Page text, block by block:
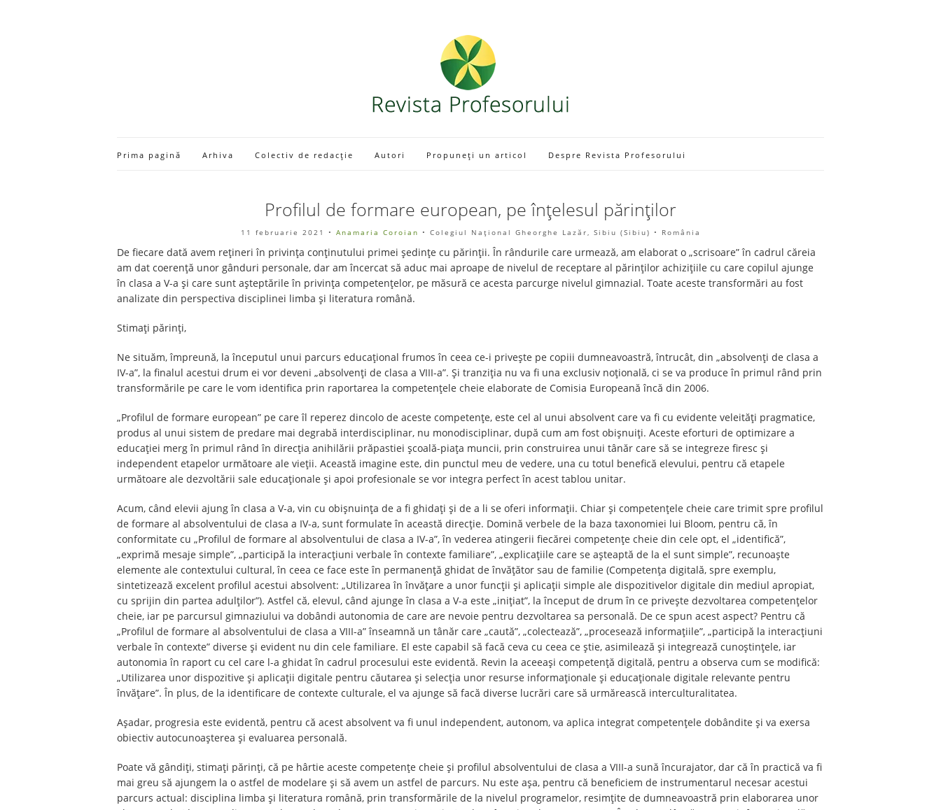
Prima pagină Arhiva Colectiv de redacție Autori Propuneți un articol Despre Revista Profesorului
Profilul de formare european, pe înțelesul părinților
11 februarie 2021 • Anamaria Coroian • Colegiul Național Gheorghe Lazăr, Sibiu (Sibiu) • România
De fiecare dată avem rețineri în privința conținutului primei ședințe cu părinții. În rândurile care urmează, am elaborat o „scrisoare” în cadrul căreia
am dat coerență unor gânduri personale, dar am încercat să aduc mai aproape de nivelul de receptare al părinților achizițiile cu care copilul ajunge
în clasa a V-a și care sunt așteptările în privința competențelor, pe măsură ce acesta parcurge nivelul gimnazial. Toate aceste transformări au fost
analizate din perspectiva disciplinei limba și literatura română.
Stimați părinți,
Ne situăm, împreună, la începutul unui parcurs educațional frumos în ceea ce-i privește pe copiii dumneavoastră, întrucât, din „absolvenți de clasa a
IV-a”, la finalul acestui drum ei vor deveni „absolvenți de clasa a VIII-a”. Și tranziția nu va fi una exclusiv noțională, ci se va produce în primul rând prin
transformările pe care le vom identifica prin raportarea la competențele cheie elaborate de Comisia Europeană încă din 2006.
„Profilul de formare european” pe care îl reperez dincolo de aceste competențe, este cel al unui absolvent care va fi cu evidente veleități pragmatice,
produs al unui sistem de predare mai degrabă interdisciplinar, nu monodisciplinar, după cum am fost obișnuiți. Aceste eforturi de optimizare a
educației merg în primul rând în direcția anihilării prăpastiei școală-piața muncii, prin construirea unui tânăr care să se integreze firesc și
independent etapelor următoare ale vieții. Această imagine este, din punctul meu de vedere, una cu totul benefică elevului, pentru că etapele
următoare ale dezvoltării sale educaționale și apoi profesionale se vor integra perfect în acest tablou unitar.
Acum, când elevii ajung în clasa a V-a, vin cu obișnuința de a fi ghidați și de a li se oferi informații. Chiar și competențele cheie care trimit spre profilul
de formare al absolventului de clasa a IV-a, sunt formulate în această direcție. Domină verbele de la baza taxonomiei lui Bloom, pentru că, în
conformitate cu „Profilul de formare al absolventului de clasa a IV-a”, în vederea atingerii fiecărei competențe cheie din cele opt, el „identifică”,
„exprimă mesaje simple”, „participă la interacțiuni verbale în contexte familiare”, „explicațiile care se așteaptă de la el sunt simple”, recunoaște
elemente ale contextului cultural, în ceea ce face este în permanență ghidat de învățător sau de familie (Competența digitală, spre exemplu,
sintetizează excelent profilul acestui absolvent: „Utilizarea în învățare a unor funcții și aplicații simple ale dispozitivelor digitale din mediul apropiat,
cu sprijin din partea adulților”). Astfel că, elevul, când ajunge în clasa a V-a este „inițiat”, la început de drum în ce privește dezvoltarea competențelor
cheie, iar pe parcursul gimnaziului va dobândi autonomia de care are nevoie pentru dezvoltarea sa personală. De ce spun acest aspect? Pentru că
„Profilul de formare al absolventului de clasa a VIII-a” înseamnă un tânăr care „caută”, „colectează”, „procesează informațiile”, „participă la interacțiuni
verbale în contexte” diverse și evident nu din cele familiare. El este capabil să facă ceva cu ceea ce știe, asimilează și integrează cunoștințele, iar
autonomia în raport cu cel care l-a ghidat în cadrul procesului este evidentă. Revin la aceeași competență digitală, pentru a observa cum se modifică:
„Utilizarea unor dispozitive și aplicații digitale pentru căutarea și selecția unor resurse informaționale și educaționale digitale relevante pentru
învățare”. În plus, de la identificare de contexte culturale, el va ajunge să facă diverse lucrări care să urmărească interculturalitatea.
Așadar, progresia este evidentă, pentru că acest absolvent va fi unul independent, autonom, va aplica integrat competențele dobândite și va exersa
obiectiv autocunoașterea și evaluarea personală.
Poate vă gândiți, stimați părinți, că pe hârtie aceste competențe cheie și profilul absolventului de clasa a VIII-a sună încurajator, dar că în practică va fi
mai greu să ajungem la o astfel de modelare și să avem un astfel de parcurs. Nu este așa, pentru că beneficiem de instrumentarul necesar acestui
parcurs actual: disciplina limba și literatura română, prin transformările de la nivelul programelor, resimțite de dumneavoastră prin elaborarea unor